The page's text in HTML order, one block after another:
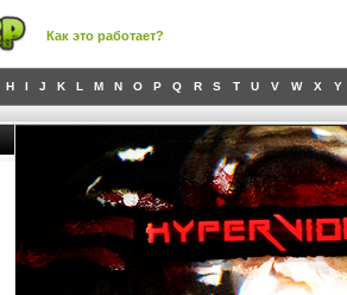
Как это работает?
H I J K L M N O P Q R S T U V W X Y